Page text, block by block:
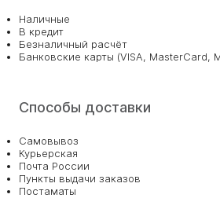
Наличные
В кредит
Безналичный расчёт
Банковские карты (VISA, MasterCard,
Способы доставки
Самовывоз
Курьерская
Почта России
Пункты выдачи заказов
Постаматы